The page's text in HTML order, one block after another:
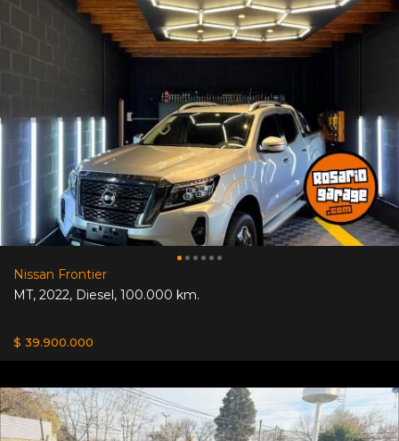
Nissan Frontier
MT, 2022, Diesel, 100.000 km.
$ 39.900.000